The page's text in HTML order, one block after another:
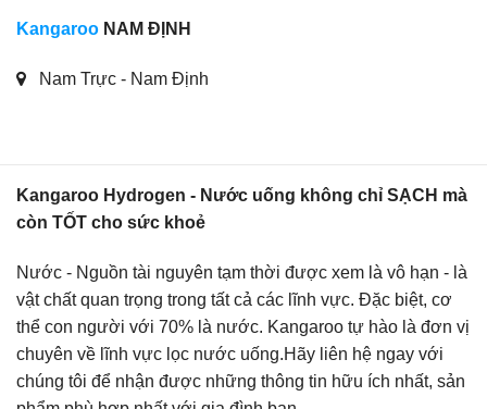
Kangaroo NAM ĐỊNH
Nam Trực - Nam Định
Kangaroo Hydrogen - Nước uống không chỉ SẠCH mà
còn TỐT cho sức khoẻ
Nước - Nguồn tài nguyên tạm thời được xem là vô hạn - là
vật chất quan trọng trong tất cả các lĩnh vực. Đặc biệt, cơ
thể con người với 70% là nước. Kangaroo tự hào là đơn vị
chuyên về lĩnh vực lọc nước uống.Hãy liên hệ ngay với
chúng tôi để nhận được những thông tin hữu ích nhất, sản